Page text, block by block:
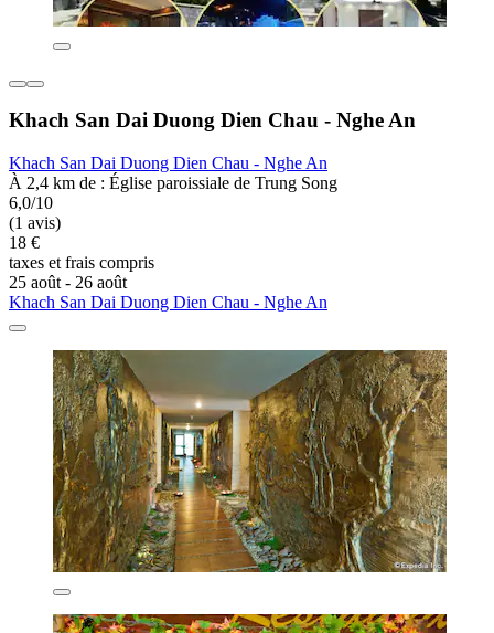
Khach San Dai Duong Dien Chau - Nghe An
Khach San Dai Duong Dien Chau - Nghe An
À 2,4 km de : Église paroissiale de Trung Song
6,0/10
(1 avis)
18 €
taxes et frais compris
25 août - 26 août
Khach San Dai Duong Dien Chau - Nghe An